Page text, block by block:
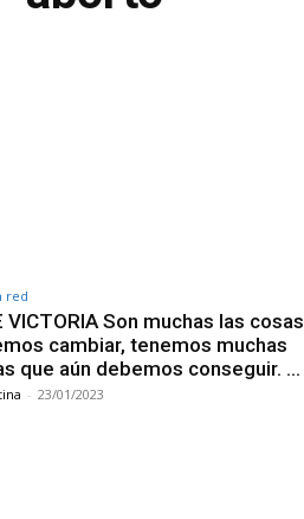
red
VICTORIA Son muchas las cosas
cambiar, tenemos muchas
que aún debemos conseguir. …
- 23/01/2023